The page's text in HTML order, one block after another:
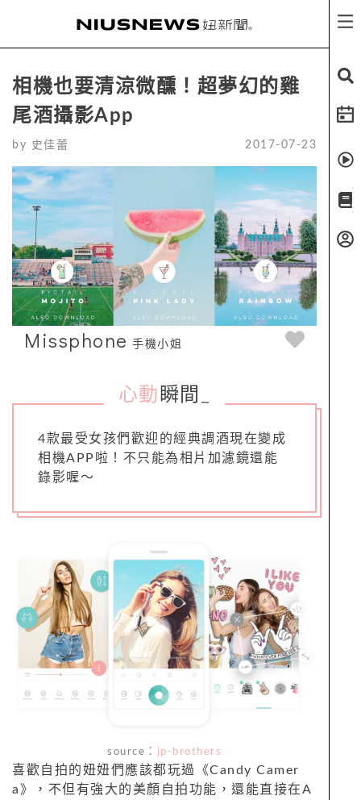
相機也要清涼微醺！超夢幻的雞
尾酒攝影App
by 史佳蕾 2017-07-23
Missphone 手機小姐
心動 瞬間
4款最受女孩們歡迎的經典調酒現在變成
相機APP啦！不只能為相片加濾鏡還能
錄影喔～
source： jp-brothers
喜歡自拍的妞妞們應該都玩過《Candy Camer
a》，不但有強大的美顏自拍功能，還能直接在A